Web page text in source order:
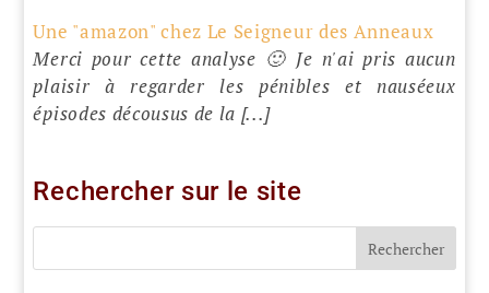
Une "amazon" chez Le Seigneur des Anneaux
Merci pour cette analyse 🙂 Je n'ai pris aucun
plaisir à regarder les pénibles et nauséeux
épisodes décousus de la [...]
Rechercher sur le site